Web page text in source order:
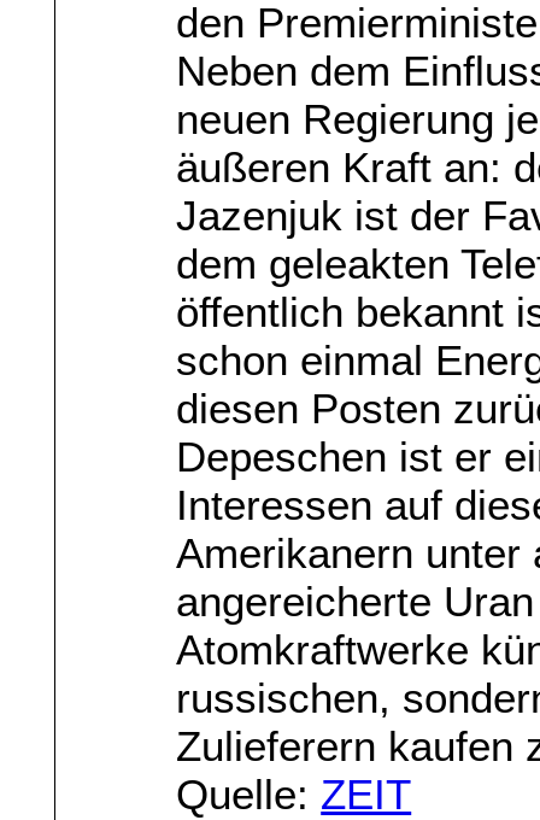
den
Neben dem
neuen Regierung
äußeren Kraft an:
Jazenjuk ist der
dem geleakten
öffentlich bekannt
schon einmal
diesen Posten
Depeschen ist er
Interessen auf
Amerikanern unter
angereicherte
Atomkraftwerke
russischen,
Zulieferern kaufen
Quelle: ZEIT